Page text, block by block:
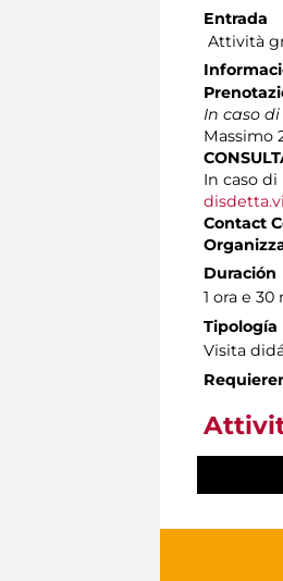
Entrada
Attività
In caso
Massimo
In caso
Contact
Duración
1 ora e
Tipología
Visita